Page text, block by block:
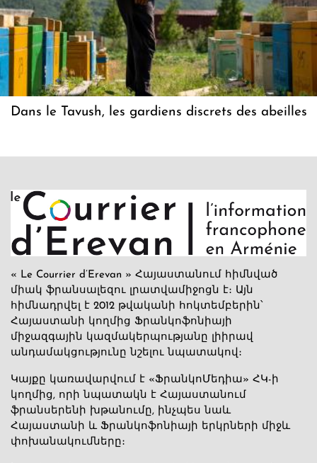
Dans le Tavush, les gardiens discrets des abeilles
« Le Courrier d’Erevan » Հայաստանում հիմնված
միակ ֆրանսալեզու լրատվամիջոցն է։ Այն
հիմնադրվել է 2012 թվականի հոկտեմբերին՝
Հայաստանի կողմից Ֆրանկոֆոնիայի
միջազգային կազմակերպությանը լիիրավ
անդամակցությունը նշելու նպատակով։
Կայքը կառավարվում է «ՖրանկոՄեդիա» ՀԿ-ի
կողմից, որի նպատակն է Հայաստանում
ֆրանսերենի խթանումը, ինչպես նաև
Հայաստանի և Ֆրանկոֆոնիայի երկրների միջև
փոխանակումները։